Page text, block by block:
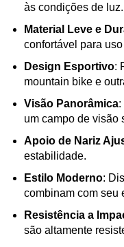
às condições de luz.
Material Leve e
confortável para
Design Esportivo:
mountain bike e
Visão Panorâmica:
um campo de visão
Apoio de Nariz
estabilidade.
Estilo Moderno:
combinam com seu
Resistência a
são altamente